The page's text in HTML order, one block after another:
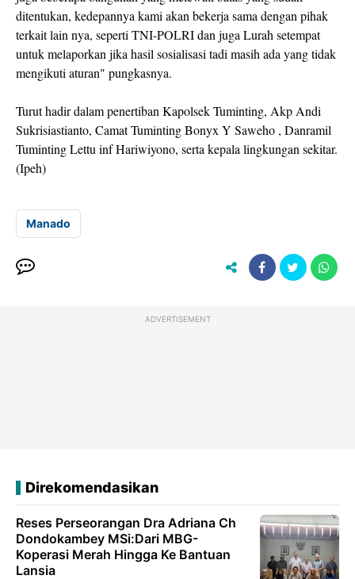
ditentukan, kedepannya kami akan bekerja sama dengan pihak
terkait lain nya, seperti TNI-POLRI dan juga Lurah setempat
untuk melaporkan jika hasil sosialisasi tadi masih ada yang tidak
mengikuti aturan" pungkasnya.
Turut hadir dalam penertiban Kapolsek Tuminting, Akp Andi
Sukrisiastianto, Camat Tuminting Bonyx Y Saweho , Danramil
Tuminting Lettu inf Hariwiyono, serta kepala lingkungan sekitar.
(Ipeh)
Manado
ADVERTISEMENT
Direkomendasikan
Reses Perseorangan Dra Adriana Ch
Dondokambey MSi:Dari MBG-
Koperasi Merah Hingga Ke Bantuan
Lansia